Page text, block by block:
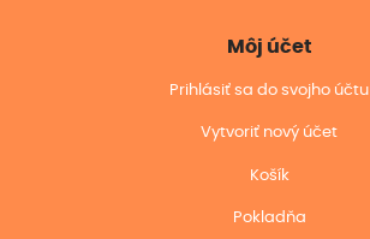
Môj účet
Prihlásiť sa do svojho účtu
Vytvoriť nový účet
Košík
Pokladňa